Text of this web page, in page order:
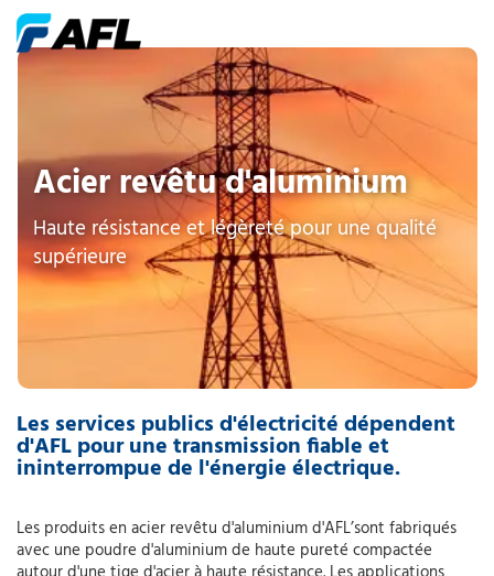
Acier revêtu d'aluminium
Haute résistance et légèreté pour une qualité
supérieure
Les services publics d'électricité dépendent
d'AFL pour une transmission fiable et
ininterrompue de l'énergie électrique.
Les produits en acier revêtu d'aluminium d'AFL’sont fabriqués
avec une poudre d'aluminium de haute pureté compactée